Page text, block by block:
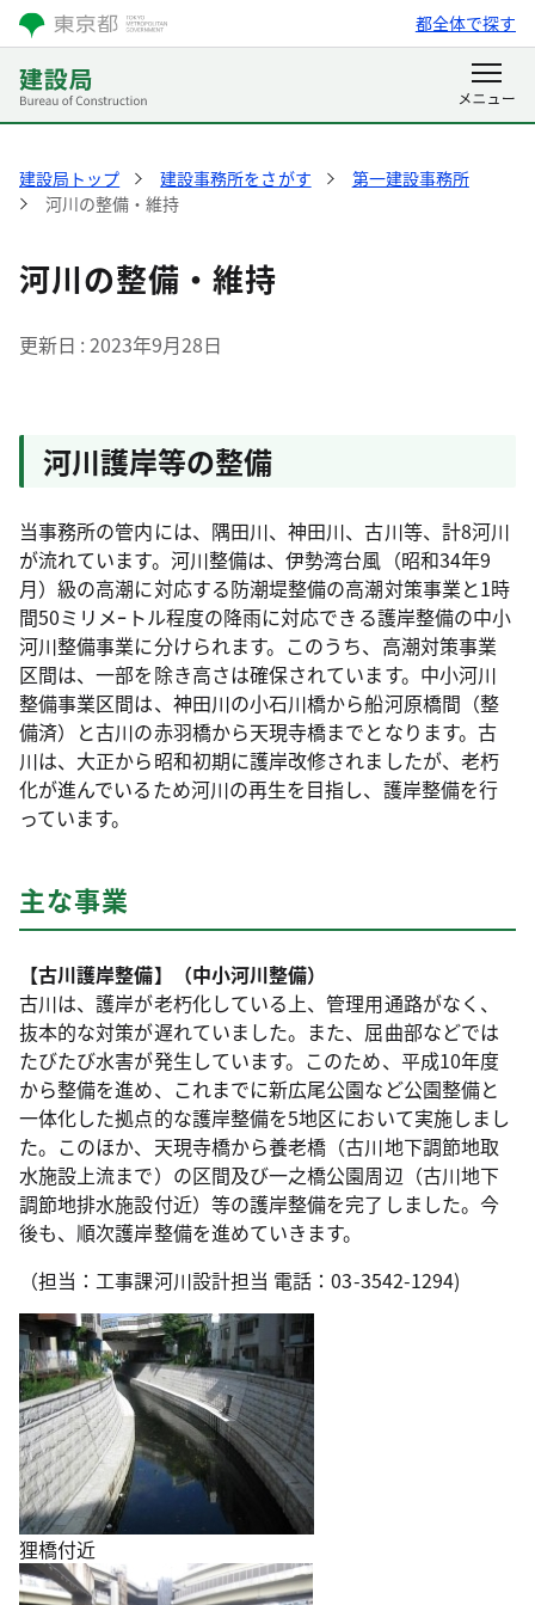
都全体で探す
建設局トップ 建設事務所をさがす
第一建設事務所
河川の整備・維持
河川の整備・維持
更新日 2023年9月28日
河川護岸等の整備
当事務所の管内には、隅田川、神田川、古川等、計8河川
が流れています。河川整備は、伊勢湾台風（昭和34年9
月）級の高潮に対応する防潮堤整備の高潮対策事業と1時
間50ミリメｰトル程度の降雨に対応できる護岸整備の中小
河川整備事業に分けられます。このうち、高潮対策事業
区間は、一部を除き高さは確保されています。中小河川
整備事業区間は、神田川の小石川橋から船河原橋間（整
備済）と古川の赤羽橋から天現寺橋までとなります。古
川は、大正から昭和初期に護岸改修されましたが、老朽
化が進んでいるため河川の再生を目指し、護岸整備を行
っています。
主な事業
【古川護岸整備】（中小河川整備）
古川は、護岸が老朽化している上、管理用通路がなく、
抜本的な対策が遅れていました。また、屈曲部などでは
たびたび水害が発生しています。このため、平成10年度
から整備を進め、これまでに新広尾公園など公園整備と
一体化した拠点的な護岸整備を5地区において実施しまし
た。このほか、天現寺橋から養老橋（古川地下調節地取
水施設上流まで）の区間及び一之橋公園周辺（古川地下
調節地排水施設付近）等の護岸整備を完了しました。今
後も、順次護岸整備を進めていきます。
（担当：工事課河川設計担当 電話：03-3542-1294)
狸橋付近